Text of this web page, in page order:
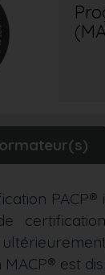
est